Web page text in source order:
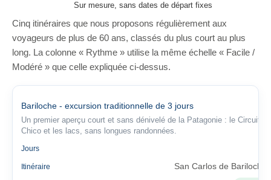
Sur mesure, sans dates de départ fixes
Cinq itinéraires que nous proposons régulièrement aux
voyageurs de plus de 60 ans, classés du plus court au plus
long. La colonne « Rythme » utilise la même échelle « Facile /
Modéré » que celle expliquée ci-dessus.
Bariloche - excursion traditionnelle de 3 jours
Un premier aperçu court et sans dénivelé de la Patagonie : le Circuito
Chico et les lacs, sans longues randonnées.
Jours
Itinéraire San Carlos de Bariloche